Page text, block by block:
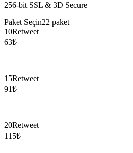
256-bit SSL & 3D Secure
Paket Seçin22 paket
10Retweet
63₺
15Retweet
91₺
20Retweet
115₺